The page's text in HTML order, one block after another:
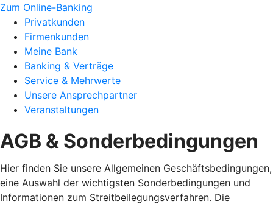
Zum Online-Banking
Privatkunden
Firmenkunden
Meine Bank
Banking & Verträge
Service & Mehrwerte
Unsere Ansprechpartner
Veranstaltungen
AGB & Sonderbedingungen
Hier finden Sie unsere Allgemeinen Geschäftsbedingungen,
eine Auswahl der wichtigsten Sonderbedingungen und
Informationen zum Streitbeilegungsverfahren. Die